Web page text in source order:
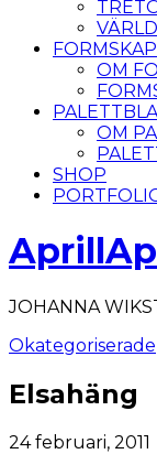
OM
OM
SHOP
JOHANNA
Okategoriserade
Elsahäng
24 februari, 2011